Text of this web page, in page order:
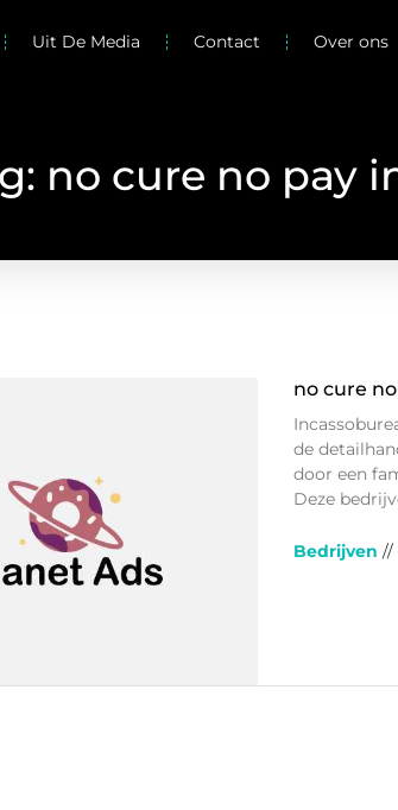
Uit De Media Contact Over ons
no cure no pay
no cure
de
door een
Deze
Bedrijven //